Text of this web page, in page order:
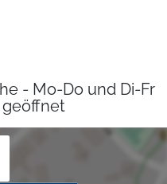
- Mo-Do und Di-Fr
geöffnet